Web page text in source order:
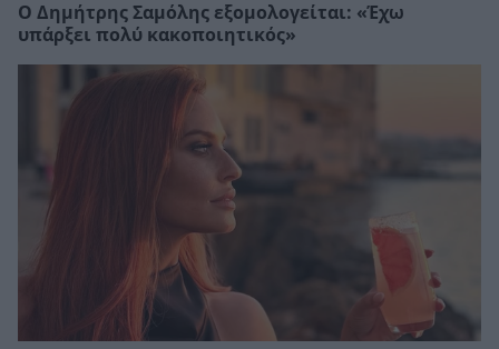
Ο Δημήτρης Σαμόλης εξομολογείται: «Έχω
υπάρξει πολύ κακοποιητικός»